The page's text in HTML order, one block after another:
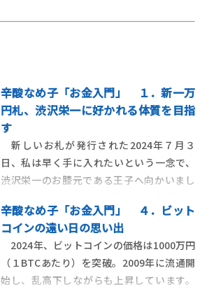
辛酸なめ子「お金入門」 １．新一万
円札、渋沢栄一に好かれる体質を目指
す
新しいお札が発行された2024年７月３
日、私は早く手に入れたいという一念で、
渋沢栄一のお膝元である王子へ向かいまし
がら、内心、新しいお札と仲良くなりたい
という思いもありました。同じく渋沢栄一
にゆかりがある街、深谷市では新札発行の
当日、銀行で一万円札の交換会が行われて
いる、というニュ
辛酸なめ子「お金入門」 ４．ビット
コインの遠い日の思い出
2024年、ビットコインの価格は1000万円
（１BTCあたり）を突破。2009年に流通開
始し、乱高下しながらも上昇しています。